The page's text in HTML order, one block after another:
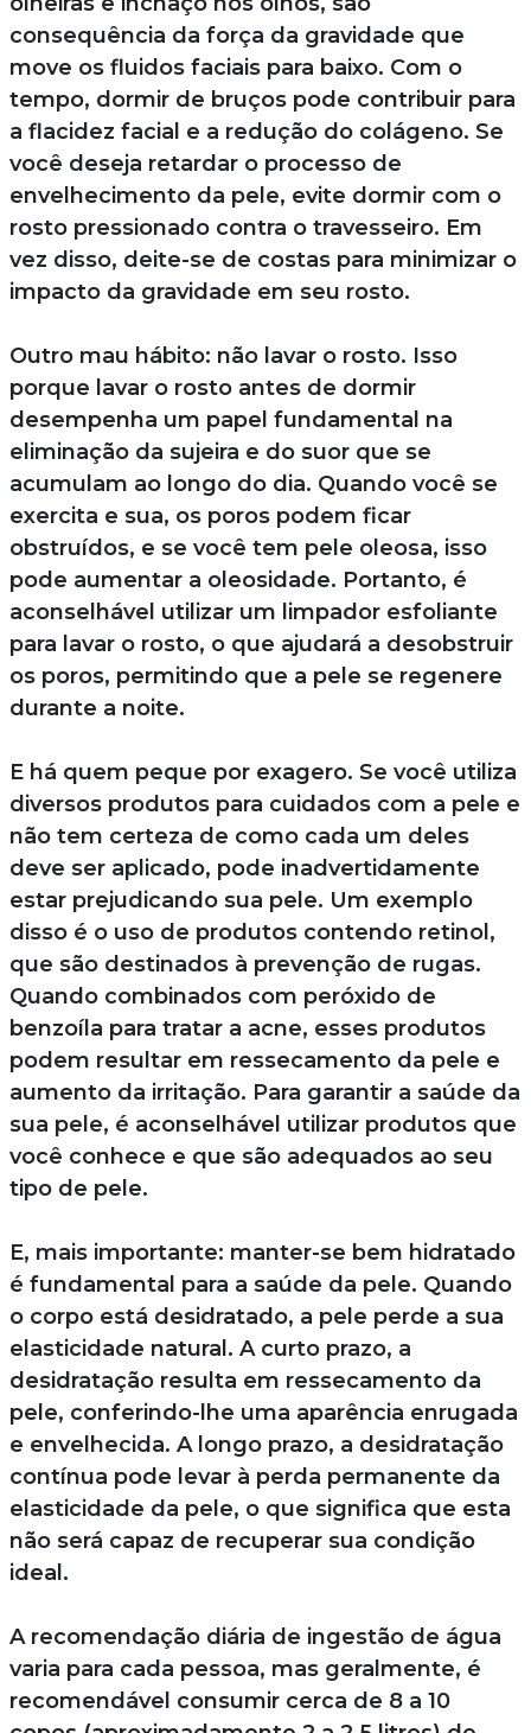
consequência da força da gravidade que
move os fluidos faciais para baixo. Com o
tempo, dormir de bruços pode contribuir para
a flacidez facial e a redução do colágeno. Se
você deseja retardar o processo de
envelhecimento da pele, evite dormir com o
rosto pressionado contra o travesseiro. Em
vez disso, deite-se de costas para minimizar o
impacto da gravidade em seu rosto.
Outro mau hábito: não lavar o rosto. Isso
porque lavar o rosto antes de dormir
desempenha um papel fundamental na
eliminação da sujeira e do suor que se
acumulam ao longo do dia. Quando você se
exercita e sua, os poros podem ficar
obstruídos, e se você tem pele oleosa, isso
pode aumentar a oleosidade. Portanto, é
aconselhável utilizar um limpador esfoliante
para lavar o rosto, o que ajudará a desobstruir
os poros, permitindo que a pele se regenere
durante a noite.
E há quem peque por exagero. Se você utiliza
diversos produtos para cuidados com a pele e
não tem certeza de como cada um deles
deve ser aplicado, pode inadvertidamente
estar prejudicando sua pele. Um exemplo
disso é o uso de produtos contendo retinol,
que são destinados à prevenção de rugas.
Quando combinados com peróxido de
benzoíla para tratar a acne, esses produtos
podem resultar em ressecamento da pele e
aumento da irritação. Para garantir a saúde da
sua pele, é aconselhável utilizar produtos que
você conhece e que são adequados ao seu
tipo de pele.
E, mais importante: manter-se bem hidratado
é fundamental para a saúde da pele. Quando
o corpo está desidratado, a pele perde a sua
elasticidade natural. A curto prazo, a
desidratação resulta em ressecamento da
pele, conferindo-lhe uma aparência enrugada
e envelhecida. A longo prazo, a desidratação
contínua pode levar à perda permanente da
elasticidade da pele, o que significa que esta
não será capaz de recuperar sua condição
ideal.
A recomendação diária de ingestão de água
varia para cada pessoa, mas geralmente, é
recomendável consumir cerca de 8 a 10